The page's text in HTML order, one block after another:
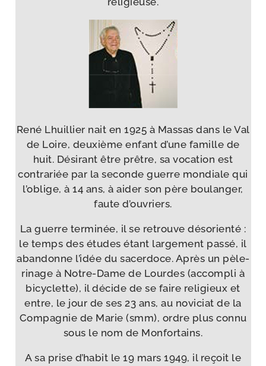
René Lhuillier nait en 1925 à Massas dans le Val
de Loire, deuxième enfant d’une famille de
huit. Désirant être prêtre, sa voca­tion est
contra­riée par la seconde guerre mon­diale qui
l’oblige, à 14 ans, à aider son père bou­lan­ger,
faute d’ouvriers.
La guerre ter­mi­née, il se retrouve déso­rien­té :
le temps des études étant lar­ge­ment pas­sé, il
aban­donne l’idée du sacer­doce. Après un pèle­
ri­nage à Notre-​Dame de Lourdes (accom­pli à
bicy­clette), il décide de se faire reli­gieux et
entre, le jour de ses 23 ans, au novi­ciat de la
Compagnie de Marie (smm), ordre plus connu
sous le nom de Monfortains.
A sa prise d’habit le 19 mars 1949, il reçoit le